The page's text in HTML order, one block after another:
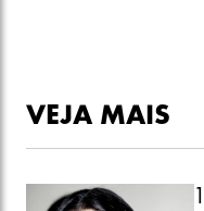
VEJA MAIS